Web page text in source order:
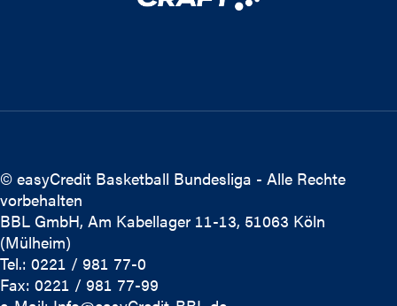
© easyCredit Basketball Bundesliga - Alle Rechte
vorbehalten
BBL GmbH, Am Kabellager 11-13, 51063 Köln
(Mülheim)
Tel.: 0221 / 981 77-0
Fax: 0221 / 981 77-99